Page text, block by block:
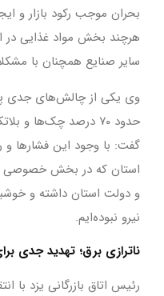
بحران موجب رکود بازار و
هرچند بخش مواد غذایی در
سایر صنایع همچنان با
وی یکی از چالش‌های جدی
حدود ۷۰ درصد چک‌ها و
استان که در بخش خصوصی
و دولت استان داشته و
نیرو نبوده‌ایم.
ناترازی برق؛ تهدید جدی
رئیس اتاق بازرگانی یزد با